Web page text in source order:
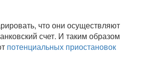
что они осуществляют
счет. И таким образом
потенциальных приостановок